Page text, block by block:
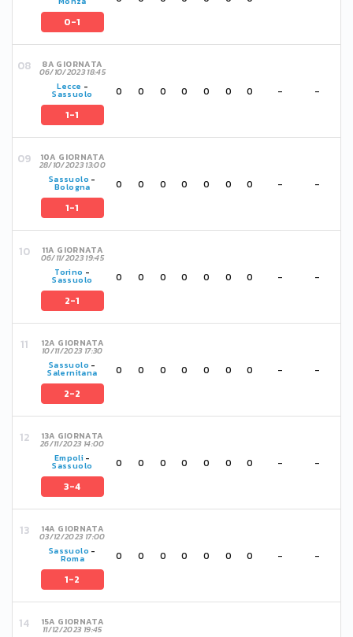
0-1
8A GIORNATA
06/10/2023 18:45
Lecce -
Sassuolo
1-1
0 0 0 0 0 0 0 - -
10A GIORNATA
28/10/2023 13:00
Sassuolo -
Bologna
1-1
0 0 0 0 0 0 0 - -
11A GIORNATA
06/11/2023 19:45
Torino -
Sassuolo
2-1
0 0 0 0 0 0 0 - -
12A GIORNATA
10/11/2023 17:30
Sassuolo -
Salernitana
2-2
0 0 0 0 0 0 0 - -
13A GIORNATA
26/11/2023 14:00
Empoli -
Sassuolo
3-4
0 0 0 0 0 0 0 - -
14A GIORNATA
03/12/2023 17:00
Sassuolo -
Roma
1-2
0 0 0 0 0 0 0 - -
15A GIORNATA
11/12/2023 19:45